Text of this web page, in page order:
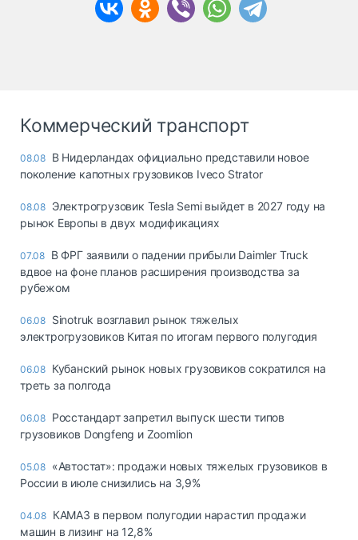
Коммерческий транспорт
08.08 В Нидерландах официально представили новое
поколение капотных грузовиков Iveco Strator
08.08 Электрогрузовик Tesla Semi выйдет в 2027 году на
рынок Европы в двух модификациях
07.08 В ФРГ заявили о падении прибыли Daimler Truck
вдвое на фоне планов расширения производства за
рубежом
06.08 Sinotruk возглавил рынок тяжелых
электрогрузовиков Китая по итогам первого полугодия
06.08 Кубанский рынок новых грузовиков сократился на
треть за полгода
06.08 Росстандарт запретил выпуск шести типов
грузовиков Dongfeng и Zoomlion
05.08 «Автостат»: продажи новых тяжелых грузовиков в
России в июле снизились на 3,9%
04.08 КАМАЗ в первом полугодии нарастил продажи
машин в лизинг на 12,8%